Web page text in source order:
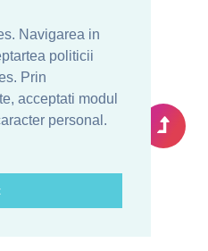
Navigarea in
politicii
Prin
acceptati modul
personal.